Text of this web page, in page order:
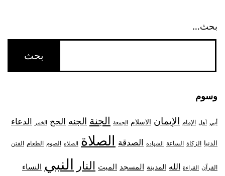
بحث…
وسوم
أبي أهل الإمام الإيمان الاسلام الجمعة الجنة الجنه الحج الخمر الدعاء
الدنيا الزكاة الساعة الشهاده الصدقة الصلاة الصلاه الصوم الطعام الفتن
القرآن القراءة الله المدينة المسجد الميت النار النبي النساء